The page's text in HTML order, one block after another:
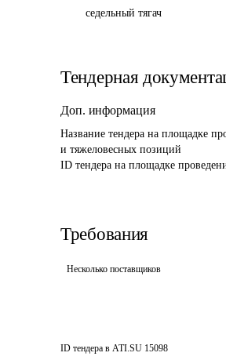
седельный тягач
Тендерная
Доп. информация
Название тендера на площадке
и тяжеловесных позиций
ID тендера на площадке
Требования
Несколько поставщиков
ID тендера в ATI.SU 15098